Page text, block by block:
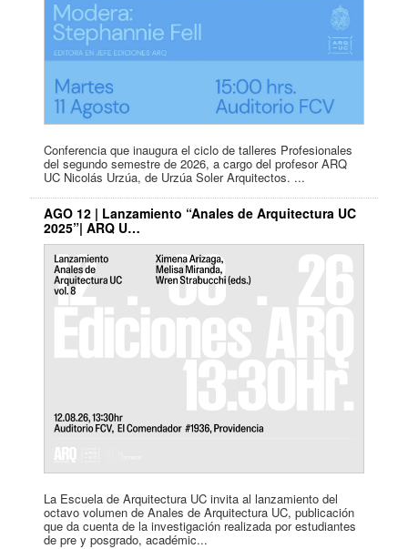
Conferencia que inaugura el ciclo de talleres Profesionales
del segundo semestre de 2026, a cargo del profesor ARQ
UC Nicolás Urzúa, de Urzúa Soler Arquitectos. ...
AGO 12 | Lanzamiento “Anales de Arquitectura UC
2025”| ARQ U…
La Escuela de Arquitectura UC invita al lanzamiento del
octavo volumen de Anales de Arquitectura UC, publicación
que da cuenta de la investigación realizada por estudiantes
de pre y posgrado, académic...